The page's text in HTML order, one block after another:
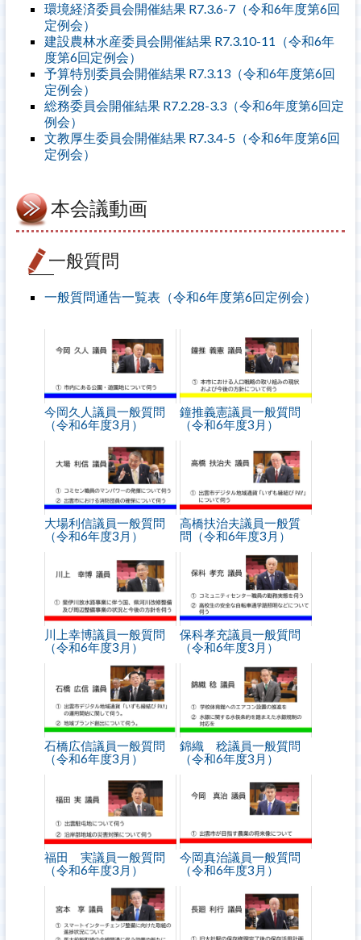
環境経済委員会開催結果 R7.3.6-7（令和6年度第6回
定例会）
建設農林水産委員会開催結果 R7.3.10-11（令和6年
度第6回定例会）
予算特別委員会開催結果 R7.3.13（令和6年度第6回
定例会）
総務委員会開催結果 R7.2.28-3.3（令和6年度第6回定
例会）
文教厚生委員会開催結果 R7.3.4-5（令和6年度第6回
定例会）
本会議動画
一般質問
一般質問通告一覧表（令和6年度第6回定例会）
今岡久人議員一般質問
（令和6年度3月）
鐘推義憲議員一般質問
（令和6年度3月）
大場利信議員一般質問
（令和6年度3月）
高橋扶治夫議員一般質
問（令和6年度3月）
川上幸博議員一般質問
（令和6年度3月）
保科孝充議員一般質問
（令和6年度3月）
石橋広信議員一般質問
（令和6年度3月）
錦織 稔議員一般質問
（令和6年度3月）
福田 実議員一般質問
（令和6年度3月）
今岡真治議員一般質問
（令和6年度3月）